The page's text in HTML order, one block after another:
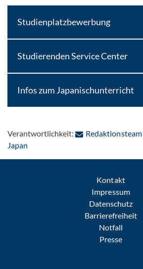
Studienplatzbewerbung
Studierenden Service Center
Infos zum Japanischunterricht
Verantwortlichkeit:
Japan
Kontakt
Impressum
Datenschutz
Barrierefreiheit
Notfall
Presse